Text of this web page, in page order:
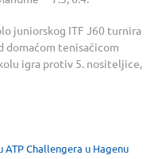
juniorskog ITF J60 turnira
domaćom tenisačicom
igra protiv 5. nositeljice,
Challengera u Hagenu